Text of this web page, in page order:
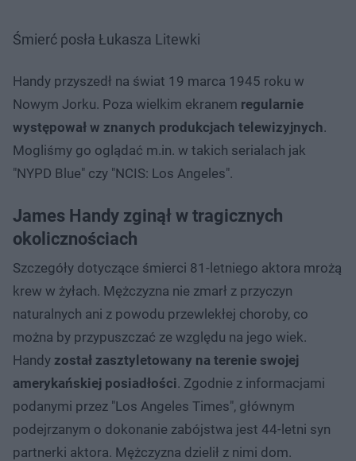
Śmierć posła Łukasza Litewki
Handy przyszedł na świat 19 marca 1945 roku w
Nowym Jorku. Poza wielkim ekranem regularnie
występował w znanych produkcjach telewizyjnych.
Mogliśmy go oglądać m.in. w takich serialach jak
"NYPD Blue" czy "NCIS: Los Angeles".
James Handy zginął w tragicznych
okolicznościach
Szczegóły dotyczące śmierci 81-letniego aktora mrożą
krew w żyłach. Mężczyzna nie zmarł z przyczyn
naturalnych ani z powodu przewlekłej choroby, co
można by przypuszczać ze względu na jego wiek.
Handy został zasztyletowany na terenie swojej
amerykańskiej posiadłości. Zgodnie z informacjami
podanymi przez "Los Angeles Times", głównym
podejrzanym o dokonanie zabójstwa jest 44-letni syn
partnerki aktora. Mężczyzna dzielił z nimi dom.